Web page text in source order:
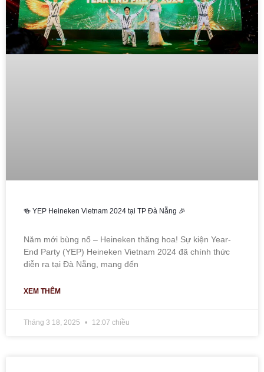
🍻 YEP Heineken Vietnam 2024 tại TP Đà Nẵng 🎉
Năm mới bùng nổ – Heineken thăng hoa! Sự kiện Year-
End Party (YEP) Heineken Vietnam 2024 đã chính thức
diễn ra tại Đà Nẵng, mang đến
XEM THÊM
Tháng 3 18, 2025 12:07 chiều